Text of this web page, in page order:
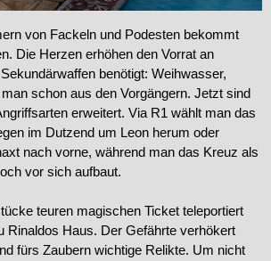
von Fackeln und Podesten bekommt
Die Herzen erhöhen den Vorrat an
benötigt: Weihwasser,
schon aus den Vorgängern. Jetzt sind
erweitert. Via R1 wählt man das
im Dutzend um Leon herum oder
nach vorne, während man das Kreuz als
vor sich aufbaut.
teuren magischen Ticket teleportiert
Rinaldos Haus. Der Gefährte verhökert
fürs Zaubern wichtige Relikte. Um nicht